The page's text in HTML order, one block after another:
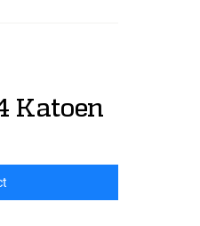
Katoen